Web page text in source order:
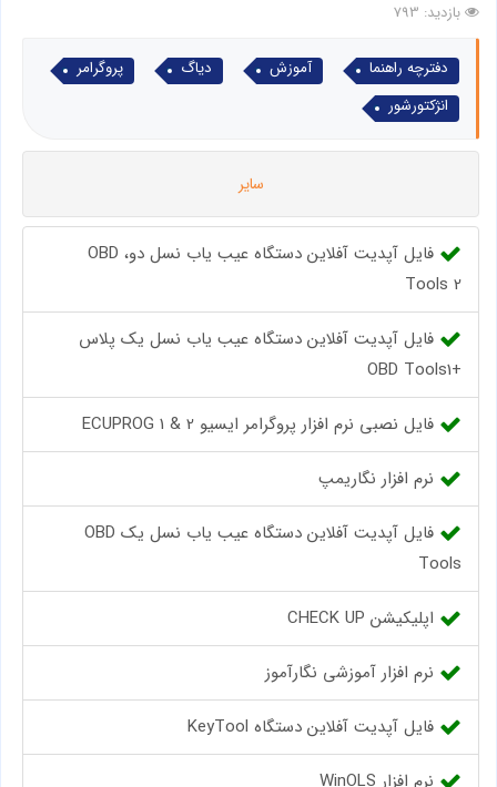
بازدید: 793
دفترچه راهنما آموزش دیاگ
پروگرامر
انژکتورشور
سایر
فایل آپدیت آفلاین دستگاه عیب یاب نسل دو، OBD
Tools 2
فایل آپدیت آفلاین دستگاه عیب یاب نسل یک پلاس
+OBD Tools1
فایل نصبی نرم افزار پروگرامر ایسیو ECUPROG 1 & 2
نرم افزار نگاریمپ
فایل آپدیت آفلاین دستگاه عیب یاب نسل یک OBD
Tools
اپلیکیشن CHECK UP
نرم افزار آموزشی نگارآموز
فایل آپدیت آفلاین دستگاه KeyTool